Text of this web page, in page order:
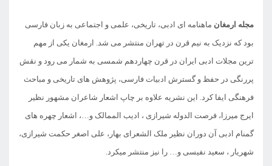
مجله ارمغان ماهنامه ای ادبی، تاریخی، علمی و اجتماعی به زبان فارسی
بود که نزدیک به نیم قرن در تهران منتشر می شد. ارمغان یکی از مهم
ترین مجلات ادبی ایران در قرن چهاردهم شمسی به شمار می رود و نقش
پررنگی در حفظ و گسترش ادبیات فارسی، پژوهش های تاریخی و مباحث
فرهنگی ایفا کرد. این نشریه علاوه بر چاپ اشعار شاعران مشهور نظیر
ایرج میرزا، فرصت الدوله شیرازی ، ادیب الممالک و…، اشعار چهره های
گمنام ادبی آن دوران نظیر ملک الشعرای بهار، علی اصغر حکمت شیرازی،
شهریار ، سعید نفیسی و… را نیز منتشر میکرد.